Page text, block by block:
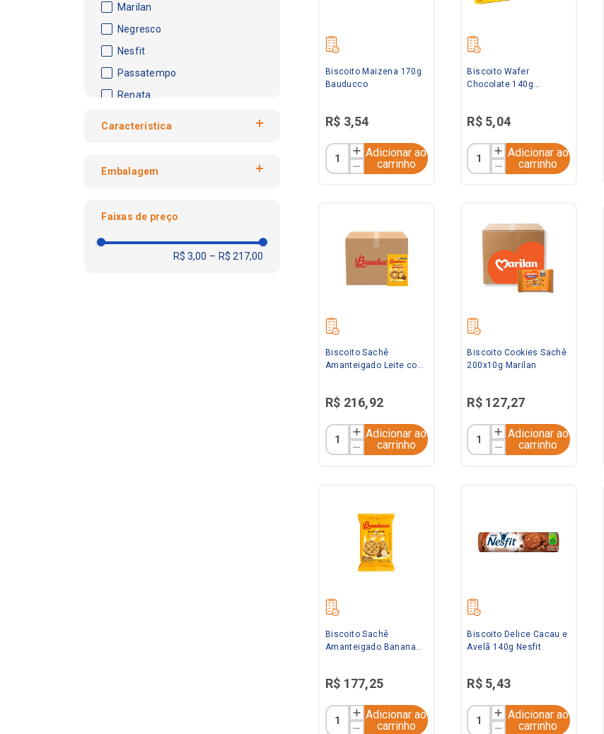
Característica
Cereal
Fibras e Cereais
Embalagem
Pacote
Sachê
Marilan
Negresco
Nesfit
Passatempo
Renata
Faixas de preço
R$ 3,00 – R$ 217,00
Biscoito Maizena 170g
Bauducco
R$ 3,54
Adicionar ao
carrinho
Biscoito Wafer
Chocolate 140g
R$ 5,04
Adicionar ao
carrinho
Biscoito Sachê
Amanteigado Leite com
R$ 216,92
Adicionar ao
carrinho
Biscoito Cookies Sachê
200x10g Marilan
R$ 127,27
Adicionar ao
carrinho
Biscoito Sachê
Amanteigado Banana
R$ 177,25
Adicionar ao
carrinho
Biscoito Delice Cacau e
Avelã 140g Nesfit
R$ 5,43
Adicionar ao
carrinho